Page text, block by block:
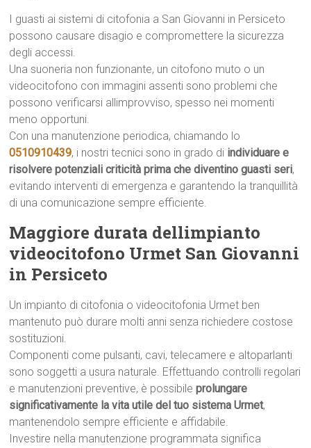
I guasti ai sistemi di citofonia a San Giovanni in Persiceto
possono causare disagio e compromettere la sicurezza
degli accessi.
Una suoneria non funzionante, un citofono muto o un
videocitofono con immagini assenti sono problemi che
possono verificarsi allimprovviso, spesso nei momenti
meno opportuni.
Con una manutenzione periodica, chiamando lo
0510910439, i nostri tecnici sono in grado di individuare e
risolvere potenziali criticità prima che diventino guasti seri,
evitando interventi di emergenza e garantendo la tranquillità
di una comunicazione sempre efficiente.
Maggiore durata dellimpianto
videocitofono Urmet San Giovanni
in Persiceto
Un impianto di citofonia o videocitofonia Urmet ben
mantenuto può durare molti anni senza richiedere costose
sostituzioni.
Componenti come pulsanti, cavi, telecamere e altoparlanti
sono soggetti a usura naturale. Effettuando controlli regolari
e manutenzioni preventive, è possibileprolungare
significativamente la vita utile del tuo sistema Urmet,
mantenendolo sempre efficiente e affidabile.
Investire nella manutenzione programmata significa